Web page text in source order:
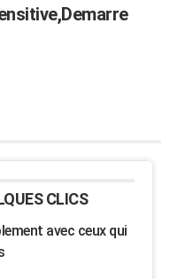
CLICS
avec ceux qui